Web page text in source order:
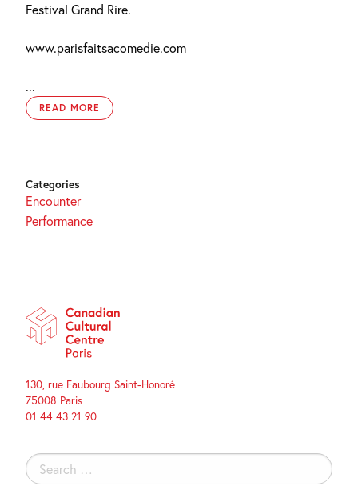
Festival Grand Rire.
www.parisfaitsacomedie.com
...
READ MORE
Categories
Encounter
Performance
130, rue Faubourg Saint-Honoré
75008 Paris
01 44 43 21 90
Search
for: